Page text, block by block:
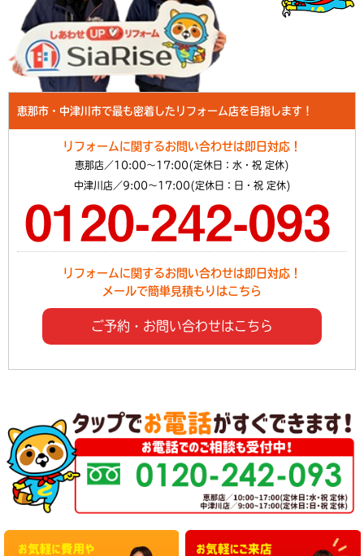
恵那市・中津川市で最も密着したリフォーム店を目指します！
リフォームに関するお問い合わせは即日対応！
恵那店／10:00～17:00(定休日：水・祝 定休)
中津川店／9:00～17:00(定休日：日・祝 定休)
リフォームに関するお問い合わせは即日対応！
メールで簡単見積もりはこちら
ご予約・お問い合わせはこちら